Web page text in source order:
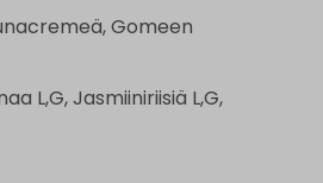
Gomeen
L,G, Jasmiiniriisiä L,G,